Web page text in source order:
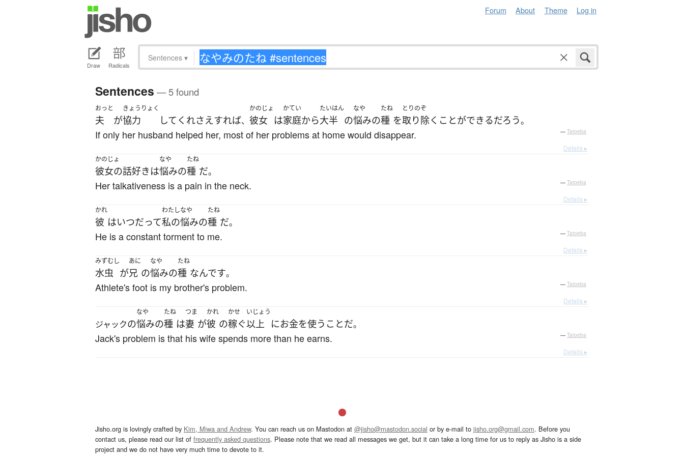
Forum About Theme Log in
Draw Radicals
Sentences ▾
Sentences — 5 found
おっと
夫 が
きょうりょく
協力 して くれさえすれば、
かのじょ
彼女 は
かてい
家庭から
たいはん
大半 の
なや
悩みの
たね
種 を
とりのぞ
取り除く ことができるだろう。
If only her husband helped her, most of her problems at home would disappear. — Tatoeba
Details ▸
かのじょ
彼女の話好きは
なや
悩みの
たね
種 だ。
Her talkativeness is a pain in the neck. — Tatoeba
Details ▸
かれ
彼 はいつだって
わたし
私の
なや
悩みの
たね
種 だ。
He is a constant torment to me. — Tatoeba
Details ▸
みずむし
水虫 が
あに
兄 の
なや
悩みの
たね
種 なんです。
Athlete's foot is my brother's problem. — Tatoeba
Details ▸
ジャックの
なや
悩みの
たね
種 は
つま
妻 が
かれ
彼 の
かせ
稼ぐ
いじょう
以上 にお金を使う ことだ。
Jack's problem is that his wife spends more than he earns. — Tatoeba
Details ▸
Jisho.org is lovingly crafted by Kim, Miwa and Andrew. You can reach us on Mastodon at @jisho@mastodon.social or by e-mail to jisho.org@gmail.com. Before you
contact us, please read our list of frequently asked questions. Please note that we read all messages we get, but it can take a long time for us to reply as Jisho is a side
project and we do not have very much time to devote to it.